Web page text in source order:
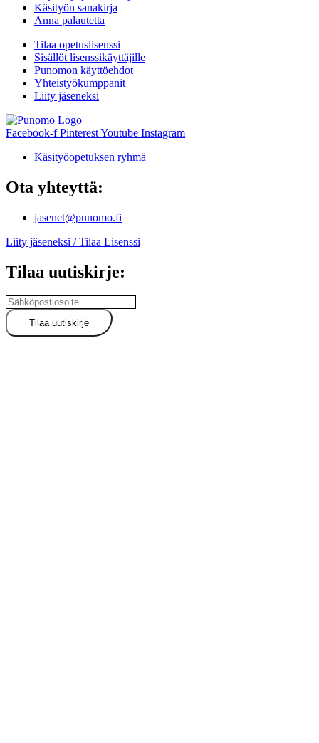
Käsityön sanakirja
Anna palautetta
Tilaa opetuslisenssi
Sisällöt lisenssikäyttäjille
Punomon käyttöehdot
Yhteistyökumppanit
Liity jäseneksi
Facebook-f PinterestYoutube Instagram
Käsityöopetuksen ryhmä
Ota yhteyttä:
jasenet@punomo.fi
Liity jäseneksi / Tilaa Lisenssi
Tilaa uutiskirje: